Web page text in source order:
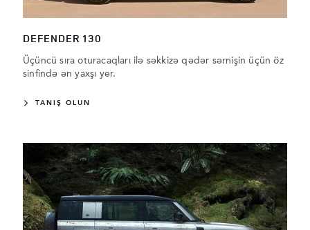
DEFENDER 130
Üçüncü sıra oturacaqları ilə səkkizə qədər sərnişin üçün öz
sinfində ən yaxşı yer.
TANIŞ OLUN